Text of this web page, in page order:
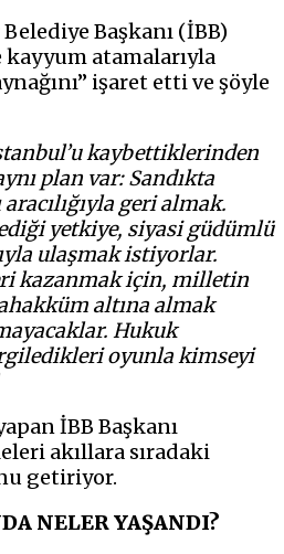
Başkanı (İBB)
atamalarıyla
işaret etti ve şöyle
kaybettiklerinden
plan var: Sandıkta
geri almak.
yetkiye, siyasi güdümlü
ulaşmak istiyorlar.
kazanmak için, milletin
altına almak
Hukuk
oyunla kimseyi
İBB Başkanı
akıllara sıradaki
getiriyor.
NELER YAŞANDI?